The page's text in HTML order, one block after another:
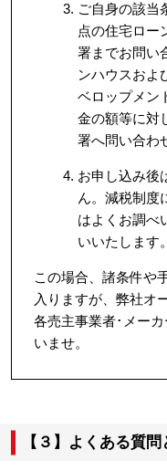
ご自身の該当
点の住宅ロー
署までお問い
ンハウスおよ
ベロップメン
金の額等に対
署へ問い合わ
お申し込み後
ん。減税制度
はよくお調べ
いいたします。
この場合、諸条件や
入りますが、弊社オ
各売主事業者･メー
いませ。
【３】よくある質